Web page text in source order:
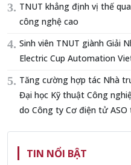
TNUT khẳng định vị thế
công nghệ cao
Sinh viên TNUT giành Giải
Electric Cup Automation
Tăng cường hợp tác Nhà
Đại học Kỹ thuật Công
do Công ty Cơ điện tử
TIN NỔI BẬT